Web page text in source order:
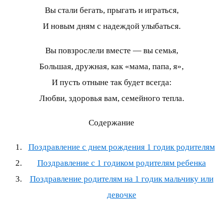
Вы стали бегать, прыгать и играться,
И новым дням с надеждой улыбаться.
Вы повзрослели вместе — вы семья,
Большая, дружная, как «мама, папа, я»,
И пусть отныне так будет всегда:
Любви, здоровья вам, семейного тепла.
Содержание
Поздравление с днем рождения 1 годик родителям
Поздравление с 1 годиком родителям ребенка
Поздравление родителям на 1 годик мальчику или
девочке